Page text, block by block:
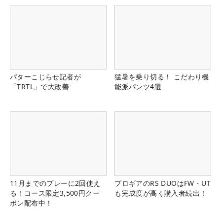
パターこじらせ記者が
「TRTL」で大改善
猛暑を乗り切る！ こだわり機
能派パンツ4選
11月までのプレーに2回使え
る！コース限定3,500円クー
ポン配布中！
プロギアのRS DUOはFW・UT
も完成度が高く購入者続出！